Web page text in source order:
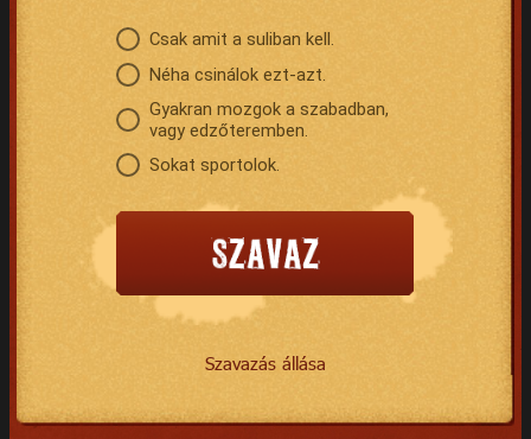
Csak amit a suliban kell.
Néha csinálok ezt-azt.
Gyakran mozgok a szabadban,
vagy edzőteremben.
Sokat sportolok.
Szavazás állása